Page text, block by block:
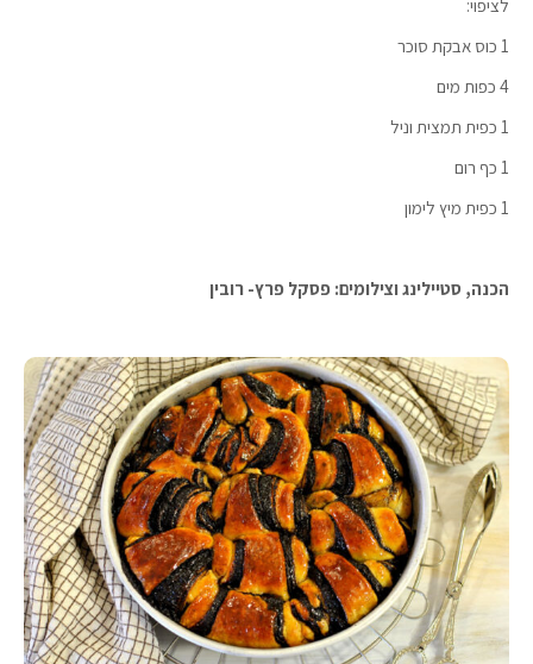
לציפוי:
1 כוס אבקת סוכר
4 כפות מים
1 כפית תמצית וניל
1 כף רום
1 כפית מיץ לימון
הכנה, סטיילינג וצילומים: פסקל פרץ- רובין